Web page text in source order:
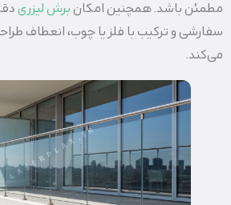
مطمئن باشد. همچنین امکان برش لیزری
سفارشی و ترکیب با فلز یا چوب، انعطاف
می‌کند.